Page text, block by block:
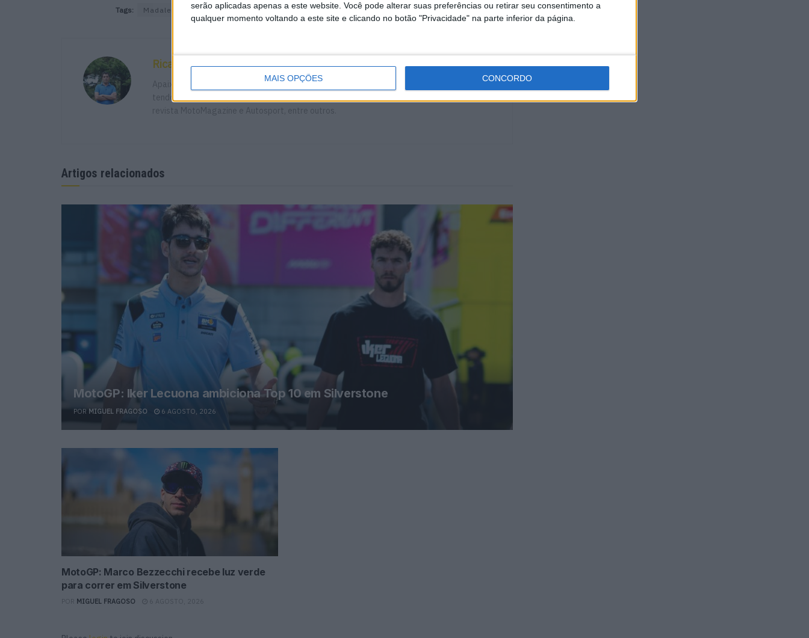
serão aplicadas apenas a este website. Você pode alterar suas preferências ou retirar seu consentimento a
qualquer momento voltando a este site e clicando no botão "Privacidade" na parte inferior da página.
MAIS OPÇÕES CONCORDO
Tags: Madalena Madalena Simões Mundial Feminino WWCR Cremona Yamaha
Ricardo Ferreira
Apaixonado por motos desde muito cedo, está desde há muito ligado à Comunicação Social,
tendo trabalhado em diversos meios como AutoHoje, revista Motociclismo, jornal Volante,
revista MotoMagazine e Autosport, entre outros.
Artigos relacionados
MotoGP: Iker Lecuona ambiciona Top 10 em Silverstone
POR MIGUEL FRAGOSO 6 AGOSTO, 2026
MotoGP: Marco Bezzecchi recebe luz verde
para correr em Silverstone
MIGUEL FRAGOSO 6 AGOSTO, 2026